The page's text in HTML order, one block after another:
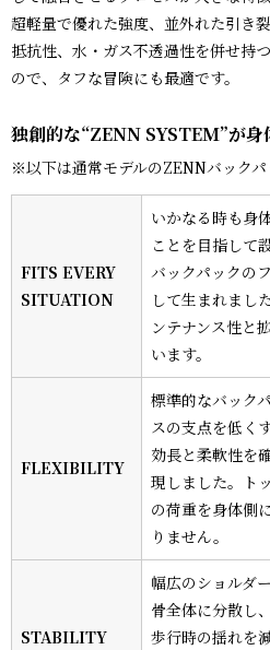
超軽量で優れた強度、並外れた引き
抵抗性、水・ガス不透過性を併せ持
ので、タフな冒険にも最適です。
独創的な“ZENN SYSTEM”が身
※以下は通常モデルのZENNバックパ
FITS EVERY
SITUATION
いかなる時も身
ことを目指して
バックパックの
して生まれまし
ンテナンス性と
います。
FLEXIBILITY
標準的なバック
スの支点を低く
効長と柔軟性を
現しました。ト
の荷重を身体側
りません。
STABILITY
幅広のショルダ
骨全体に分散し
歩行時の揺れを